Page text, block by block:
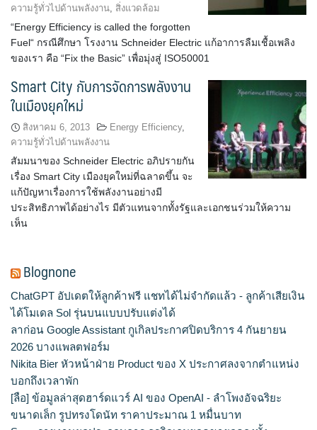
ความรู้ทั่วไปด้านพลังงาน, สิ่งแวดล้อม
“Energy Efficiency is called the forgotten
Fuel“ กรณีศึกษา โรงงาน Schneider Electric แก้อาการลืมเชื้อเพลิง
ของเรา คือ “Fix the Basic” เพื่อมุ่งสู่ ISO50001
Smart City กับการจัดการพลังงาน
ในเมืองยุคใหม่
สิงหาคม 6, 2013 Energy Efficiency,
ความรู้ทั่วไปด้านพลังงาน
สัมมนาของ Schneider Electric อภิปรายกัน
เรื่อง Smart City เมืองยุคใหม่ที่ฉลาดขึ้น จะ
แก้ปัญหาเรื่องการใช้พลังงานอย่างมี
ประสิทธิภาพได้อย่างไร มีตัวแทนจากทั้งรัฐและเอกชนร่วมให้ความ
เห็น
Blognone
ChatGPT อัปเดตให้ลูกค้าฟรี แชทได้ไม่จำกัดแล้ว - ลูกค้าเสียเงิน
ได้โมเดล Sol รุ่นบนแบบปรับแต่งได้
ลาก่อน Google Assistant กูเกิลประกาศปิดบริการ 4 กันยายน
2026 บางแพลตฟอร์ม
Nikita Bier หัวหน้าฝ่าย Product ของ X ประกาศลงจากตำแหน่ง
บอกถึงเวลาพัก
[ลือ] ข้อมูลล่าสุดฮาร์ดแวร์ AI ของ OpenAI - ลำโพงอัจฉริยะ
ขนาดเล็ก รูปทรงโดนัท ราคาประมาณ 1 หมื่นบาท